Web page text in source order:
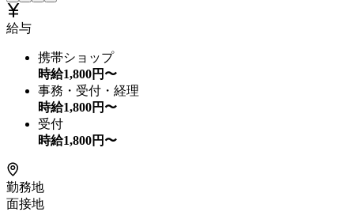
給与
携帯ショップ
時給1,800円〜
事務・受付・経理
時給1,800円〜
受付
時給1,800円〜
勤務地
面接地